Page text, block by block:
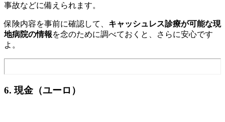
事故などに備えられます。
保険内容を事前に確認して、 キャッシュレス診療が可能な現
地病院の情報を念のために調べておくと、さらに安心です
よ。
6. 現金（ユーロ）